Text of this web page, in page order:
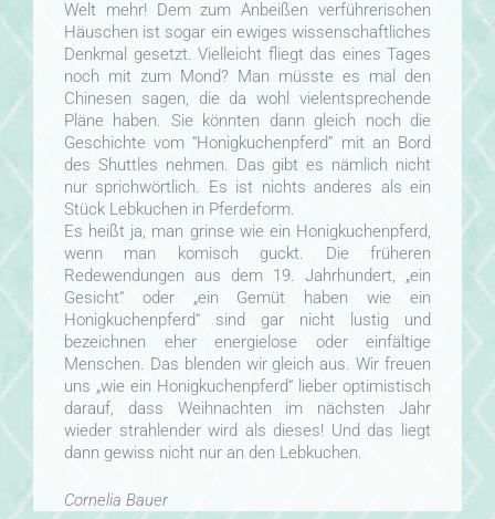
Welt mehr! Dem zum Anbeißen verführerischen
Häuschen ist sogar ein ewiges wissenschaftliches
Denkmal gesetzt. Vielleicht fliegt das eines Tages
noch mit zum Mond? Man müsste es mal den
Chinesen sagen, die da wohl vielentsprechende
Pläne haben. Sie könnten dann gleich noch die
Geschichte vom “Honigkuchenpferd” mit an Bord
des Shuttles nehmen. Das gibt es nämlich nicht
nur sprichwörtlich. Es ist nichts anderes als ein
Stück Lebkuchen in Pferdeform.
Es heißt ja, man grinse wie ein Honigkuchenpferd,
wenn man komisch guckt. Die früheren
Redewendungen aus dem 19. Jahrhundert, „ein
Gesicht“ oder „ein Gemüt haben wie ein
Honigkuchenpferd“ sind gar nicht lustig und
bezeichnen eher energielose oder einfältige
Menschen. Das blenden wir gleich aus. Wir freuen
uns „wie ein Honigkuchenpferd“ lieber optimistisch
darauf, dass Weihnachten im nächsten Jahr
wieder strahlender wird als dieses! Und das liegt
dann gewiss nicht nur an den Lebkuchen.
Cornelia Bauer